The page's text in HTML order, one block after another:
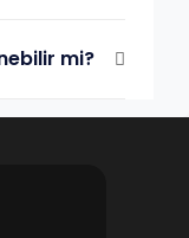
mi?